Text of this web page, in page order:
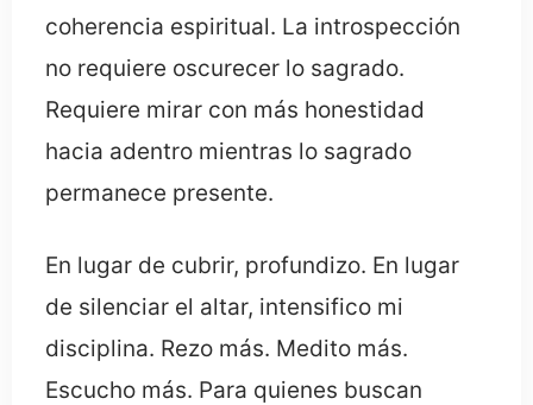
coherencia espiritual. La introspección
no requiere oscurecer lo sagrado.
Requiere mirar con más honestidad
hacia adentro mientras lo sagrado
permanece presente.
En lugar de cubrir, profundizo. En lugar
de silenciar el altar, intensifico mi
disciplina. Rezo más. Medito más.
Escucho más. Para quienes buscan